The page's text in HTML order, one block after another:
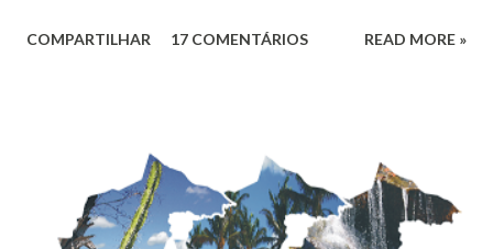
quatro anos passados do Auto-de-Fé de Barcelona, um dos
ao livreiro Maurice Lachâtre - por ordem do bispo de
Barcelona, D. Antonio Parlau y Termens, que assim
sentenciou: “A Igreja católica é universal, e os livros, sendo
COMPARTILHAR 17 COMENTÁRIOS READ MORE »